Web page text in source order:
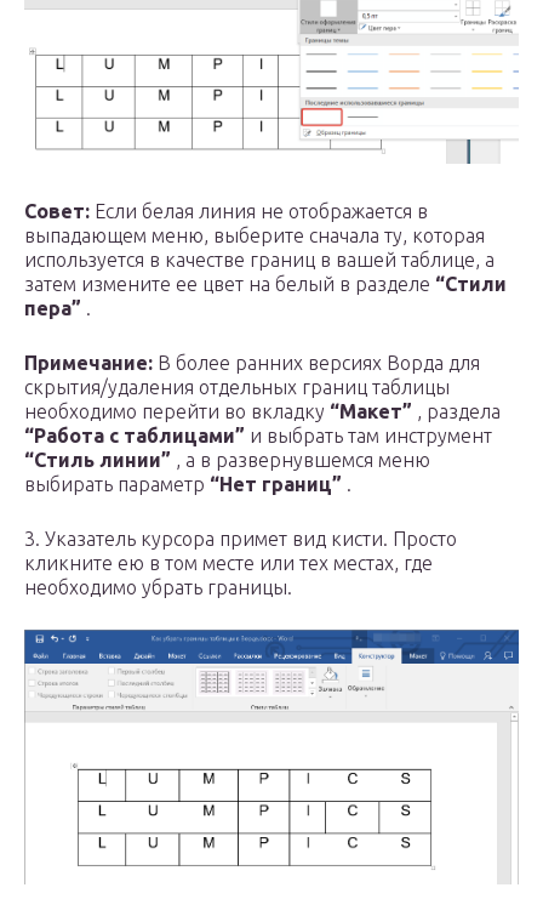
Совет: Если белая линия не отображается в
выпадающем меню, выберите сначала ту, которая
используется в качестве границ в вашей таблице, а
затем измените ее цвет на белый в разделе “Стили
пера” .
Примечание: В более ранних версиях Ворда для
скрытия/удаления отдельных границ таблицы
необходимо перейти во вкладку “Макет” , раздела
“Работа с таблицами” и выбрать там инструмент
“Стиль линии” , а в развернувшемся меню
выбирать параметр “Нет границ” .
3. Указатель курсора примет вид кисти. Просто
кликните ею в том месте или тех местах, где
необходимо убрать границы.